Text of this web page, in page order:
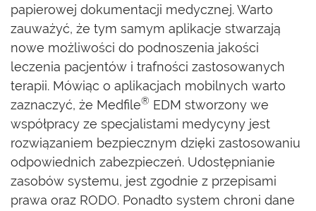
papierowej dokumentacji medycznej. Warto
zauważyć, że tym samym aplikacje stwarzają
nowe możliwości do podnoszenia jakości
leczenia pacjentów i trafności zastosowanych
terapii. Mówiąc o aplikacjach mobilnych warto
zaznaczyć, że Medfile® EDM stworzony we
współpracy ze specjalistami medycyny jest
rozwiązaniem bezpiecznym dzięki zastosowaniu
odpowiednich zabezpieczeń. Udostępnianie
zasobów systemu, jest zgodnie z przepisami
prawa oraz RODO. Ponadto system chroni dane